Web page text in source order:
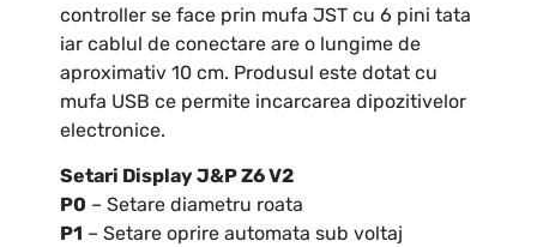
controller se face prin mufa JST cu 6 pini tata
iar cablul de conectare are o lungime de
aproximativ 10 cm. Produsul este dotat cu
mufa USB ce permite incarcarea dipozitivelor
electronice.
Setari Display J&P Z6 V2
P0 – Setare diametru roata
P1 – Setare oprire automata sub voltaj